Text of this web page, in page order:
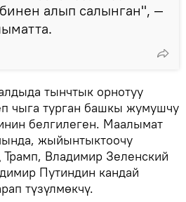
алып салынган", —
тынчтык орнотуу
чыга турган башкы жумушчу
белгилеген. Маалымат
жыйынтыктоочу
Владимир Зеленский
Путиндин кандай
түзүлмөкчү.